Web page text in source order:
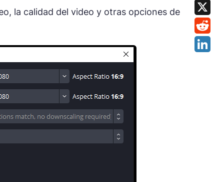
la calidad del video y otras opciones de